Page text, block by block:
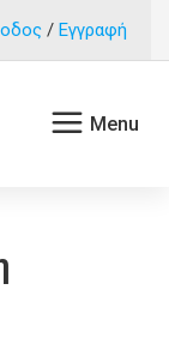
/ Εγγραφή